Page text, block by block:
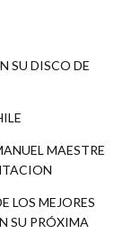
SU DISCO DE
MAESTRE
LOS MEJORES
SU PRÓXIMA